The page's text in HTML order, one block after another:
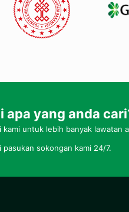
apa yang anda
untuk lebih banyak lawatan
sokongan kami 24/7.